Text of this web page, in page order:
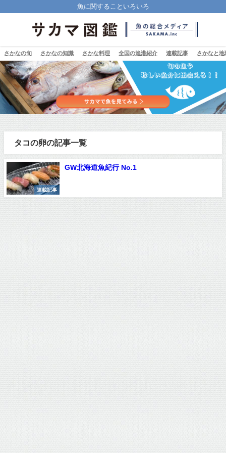
魚に関することいろいろ
さかなの旬 さかなの知識 さかな料理 全国の漁港紹介 連載記事 さかなと地
タコの卵の記事一覧
連載記事
GW北海道魚紀行 No.1